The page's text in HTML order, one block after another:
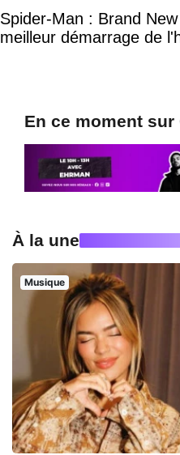
Spider-Man : Brand
meilleur démarrage de
En ce moment sur
À la une
Musique